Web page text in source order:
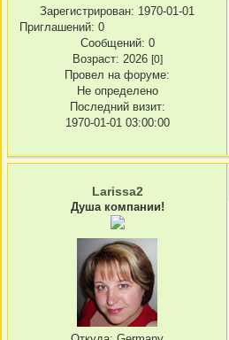
Зарегистрирован: 1970-01-01
Приглашений: 0
Сообщений: 0
Возраст: 2026 [0]
Провел на форуме:
Не определено
Последний визит:
1970-01-01 03:00:00
Larissa2
Душа компании!